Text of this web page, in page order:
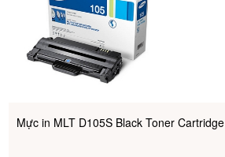
Mực in MLT D105S Black Toner Cartridge